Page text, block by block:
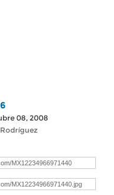
08, 2008